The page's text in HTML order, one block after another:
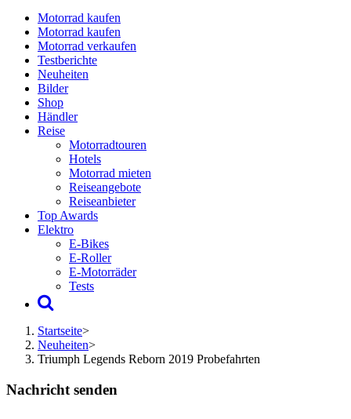
Motorrad kaufen
Motorrad kaufen
Motorrad verkaufen
Testberichte
Neuheiten
Bilder
Shop
Händler
Reise
Motorradtouren
Hotels
Motorrad mieten
Reiseangebote
Reiseanbieter
Top Awards
Elektro
E-Bikes
E-Roller
E-Motorräder
Tests
Startseite>
Neuheiten>
Triumph Legends Reborn 2019 Probefahrten
Nachricht senden